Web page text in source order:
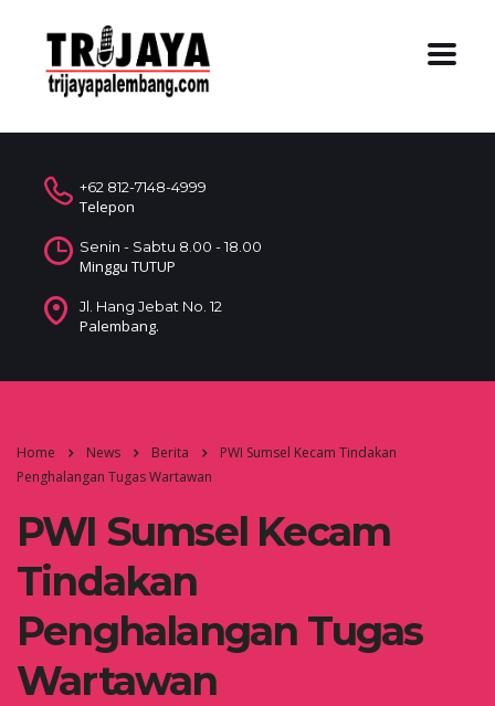
+62 812-7148-4999
Telepon
Senin - Sabtu 8.00 - 18.00
Minggu TUTUP
Jl. Hang Jebat No. 12
Palembang.
Home News Berita
PWI Sumsel Kecam Tindakan
Penghalangan Tugas Wartawan
PWI Sumsel Kecam
Tindakan
Penghalangan Tugas
Wartawan